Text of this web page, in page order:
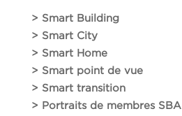
> Smart Building
> Smart City
> Smart Home
> Smart point de vue
> Smart transition
> Portraits de membres SBA